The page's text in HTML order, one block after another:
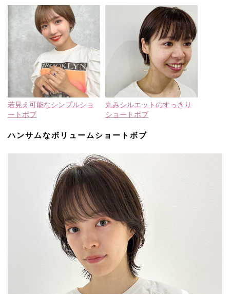
若見え可能なシンプルショ
ートボブ
丸みシルエットのすっきり
ショートボブ
ハンサムなボリュームショートボブ